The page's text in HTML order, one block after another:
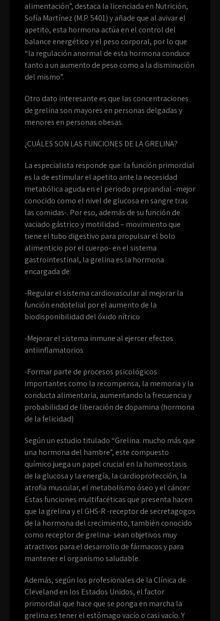
alimentación”, destaca la licenciada en Nutrición,
Sofía Martínez (M.P. 5401) y añade que al avivar el
apetito, esta hormona actúa en el control del
balance energético y el peso corporal, por lo que
“la regulación anormal de esta hormona conduce
tanto a un aumento de peso como a la disminución
del mismo”.
Otro dato interesante es que las concentraciones
de grelina son mayores en personas delgadas y
menores en personas obesas.
¿CUÁLES SON LAS FUNCIONES DE LA GRELINA?
La especialista responde que: la función primordial
es la de estimular el apetito ante la necesidad
metabólica aguda en el periodo preprandial -mejor
conocido como el nivel de glucosa en sangre tras
las comidas-. Por eso, además de su función de
vaciado gástrico y motilidad – movimiento que
tiene el tubo digestivo para propulsar el bolo
alimenticio por el cuerpo- en el sistema
gastrointestinal, la grelina es la hormona
encargada de:
-Regular el sistema cardiovascular al mejorar la
función endotelial por el aumento de la
biodisponibilidad del óxido nítrico
-Mejorar el sistema inmune al ejercer efectos
antiinflamatorios
-Formar parte de procesos psicológicos
importantes como la recompensa, la memoria y la
conducta alimentaria, aumentando la frecuencia y
probabilidad de liberación de dopamina (hormona
de la felicidad)
Según un estudio titulado “Grelina: mucho más que
una hormona del hambre”, este compuesto
químico juega un papel crucial en la homeostasis
de la glucosa y la energía, la cardioprotección, la
atrofia muscular, el metabolismo óseo y el cáncer.
Estas funciones multifacéticas que presenta hacen
que la grelina y el GHS-R -receptor de secretagogos
de la hormona del crecimiento, también conocido
como receptor de grelina- sean objetivos muy
atractivos para el desarrollo de fármacos y para
mantener el organismo saludable.
Además, según los profesionales de la Clínica de
Cleveland en los Estados Unidos, el factor
primordial que hace que se ponga en marcha la
grelina es tener el estómago vacío o casi vacío. Y